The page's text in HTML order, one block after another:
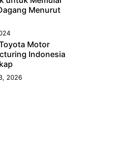
Menurut
Motor
Indonesia
2026